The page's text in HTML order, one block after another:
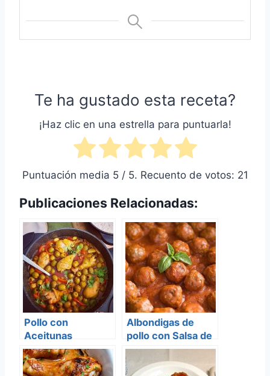
Te ha gustado esta receta?
¡Haz clic en una estrella para puntuarla!
Puntuación media 5/ 5. Recuento de votos: 21
Publicaciones Relacionadas:
Pollo con
Aceitunas
Albondigas de
pollo con Salsa de
cebolla y pimenton